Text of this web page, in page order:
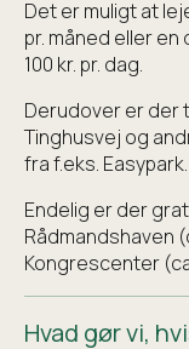
Det er muligt at
pr. måned eller
100 kr. pr. dag.
Derudover er der
Tinghusvej og
fra f.eks. Easypark.
Endelig er der
Rådmandshaven
Kongrescenter
Hvad gør vi,